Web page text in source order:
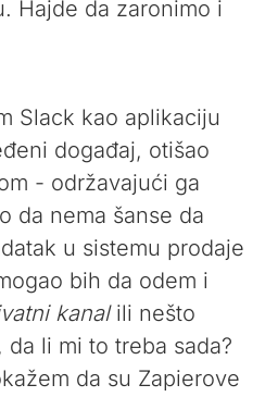
Hajde da zaronimo i
Slack kao aplikaciju
događaj, otišao
- održavajući ga
da nema šanse da
u sistemu prodaje
bih da odem i
kanalili nešto
li mi to treba sada?
da su Zapierove